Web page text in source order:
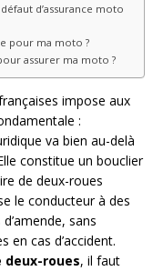
d’assurance moto
pour ma moto ?
assurer ma moto ?
impose aux
:
va bien au-delà
constitue un bouclier
de deux-roues
le conducteur à des
sans
en cas d’accident.
roues, il faut